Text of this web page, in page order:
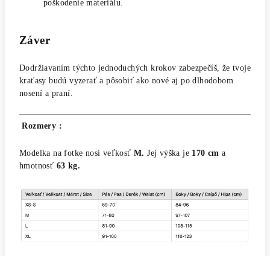
poškodenie materiálu.
Záver
Dodržiavaním týchto jednoduchých krokov zabezpečíš, že tvoje
kraťasy budú vyzerať a pôsobiť ako nové aj po dlhodobom
nosení a praní.
Rozmery :
Modelka na fotke nosí veľkosť M.Jej výška je 170 cma
hmotnosť 63 kg.